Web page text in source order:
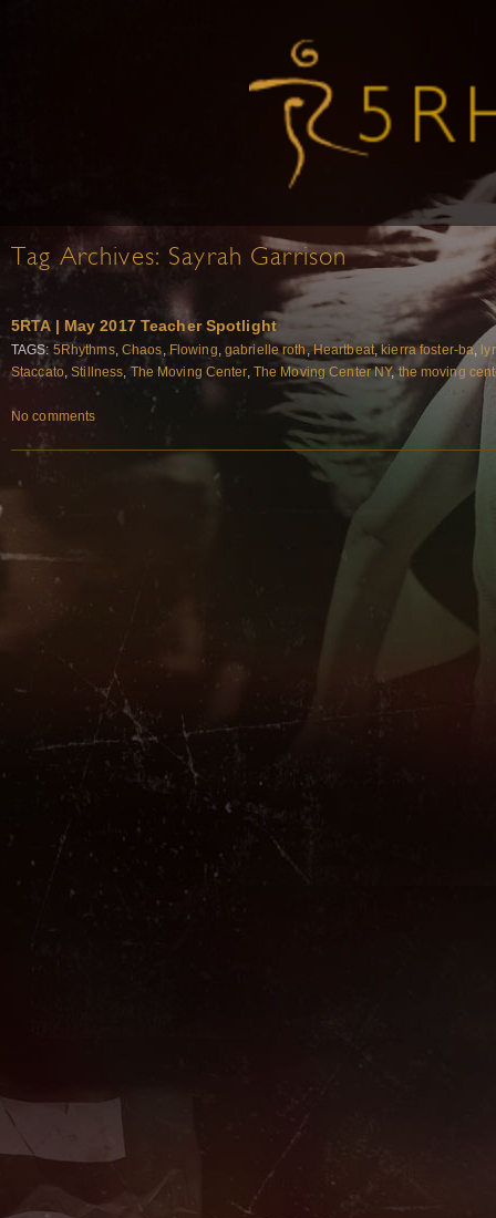
Tag Archives: Sayrah Garrison
5RTA | May 2017 Teacher Spotlight
TAGS: 5Rhythms, Chaos Flowing gabrielle roth,Heartbeat,kierra foster-ba,
Staccato,Stillness The Moving Center, The Moving Center NY, the moving
No comments